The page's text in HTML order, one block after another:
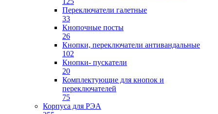
Переключатели галетные
33
Кнопочные посты
26
Кнопки, переключатели антивандальные
102
Кнопки- пускатели
20
Комплектующие для кнопок и
переключателей
75
Корпуса для РЭА